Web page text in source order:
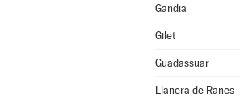
Gandia
Gilet
Guadassuar
Llanera de Ranes